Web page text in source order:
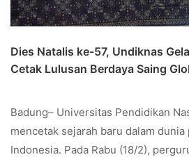
Dies Natalis ke-57, Undiknas
Cetak Lulusan Berdaya Saing
Badung– Universitas Pendidikan
mencetak sejarah baru dalam
Indonesia. Pada Rabu (18/2),